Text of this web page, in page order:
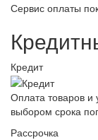
Сервис оплаты
Кредит
Оплата товаров и
выбором срока
Рассрочка